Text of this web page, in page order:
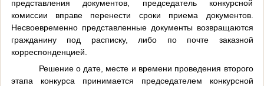
представления документов, председатель конкурсной
комиссии вправе перенести сроки приема документов.
Несвоевременно представленные документы возвращаются
гражданину под расписку, либо по почте заказной
корреспонденцией.
Решение о дате, месте и времени проведения второго
этапа конкурса принимается председателем конкурсной